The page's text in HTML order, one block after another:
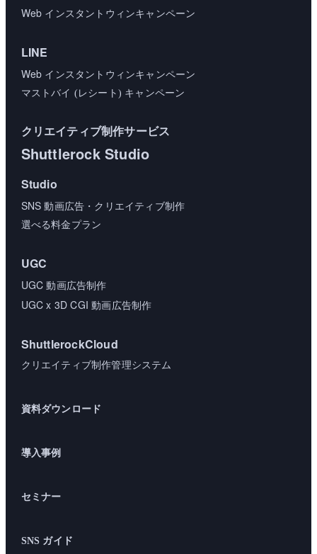
Web インスタントウィンキャンペーン
LINE
Web インスタントウィンキャンペーン
マストバイ (レシート) キャンペーン
クリエイティブ制作サービス
Shuttlerock Studio
Studio
SNS 動画広告・クリエイティブ制作
選べる料金プラン
UGC
UGC 動画広告制作
UGC x 3D CGI 動画広告制作
ShuttlerockCloud
クリエイティブ制作管理システム
資料ダウンロード
導入事例
セミナー
SNS ガイド